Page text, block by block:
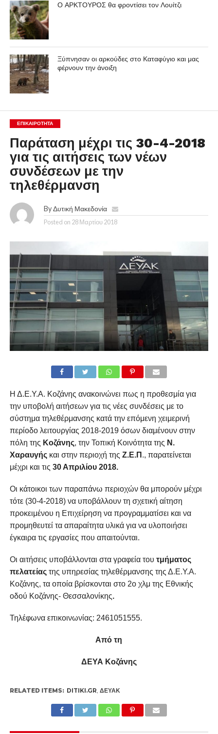
Ο ΑΡΚΤΟΥΡΟΣ θα φροντίσει τον Λουίτζι
Ξύπνησαν οι αρκούδες στο Καταφύγιο και μας
φέρνουν την άνοιξη
ΕΠΙΚΑΙΡΟΤΗΤΑ
Παράταση μέχρι τις 30-4-2018
για τις αιτήσεις των νέων
συνδέσεων με την
τηλεθέρμανση
By Δυτική Μακεδονία
Posted on 28 Μαρτίου 2018
Η Δ.Ε.Υ.Α. Κοζάνης ανακοινώνει πως η προθεσμία για
την υποβολή αιτήσεων για τις νέες συνδέσεις με το
σύστημα τηλεθέρμανσης κατά την επόμενη χειμερινή
περίοδο λειτουργίας 2018-2019 όσων διαμένουν στην
πόλη της Κοζάνης, την Τοπική Κοινότητα της Ν.
Χαραυγήςκαι στην περιοχή της Ζ.Ε.Π ., παρατείνεται
μέχρι και τις 30 Απριλίου 2018.
Οι κάτοικοι των παραπάνω περιοχών θα μπορούν μέχρι
τότε (30-4-2018) να υποβάλλουν τη σχετική αίτηση
προκειμένου η Επιχείρηση να προγραμματίσει και να
προμηθευτεί τα απαραίτητα υλικά για να υλοποιήσει
έγκαιρα τις εργασίες που απαιτούνται.
Οι αιτήσεις υποβάλλονται στα γραφεία του τμήματος
πελατείαςτης υπηρεσίας τηλεθέρμανσης της Δ.Ε.Υ.Α.
Κοζάνης, τα οποία βρίσκονται στο 2ο χλμ της Εθνικής
οδού Κοζάνης- Θεσσαλονίκης.
Τηλέφωνα επικοινωνίας: 2461051555.
Από τη
ΔΕΥΑ Κοζάνης
RELATED ITEMS: DITIKI.GR, ΔΕΥΑΚ